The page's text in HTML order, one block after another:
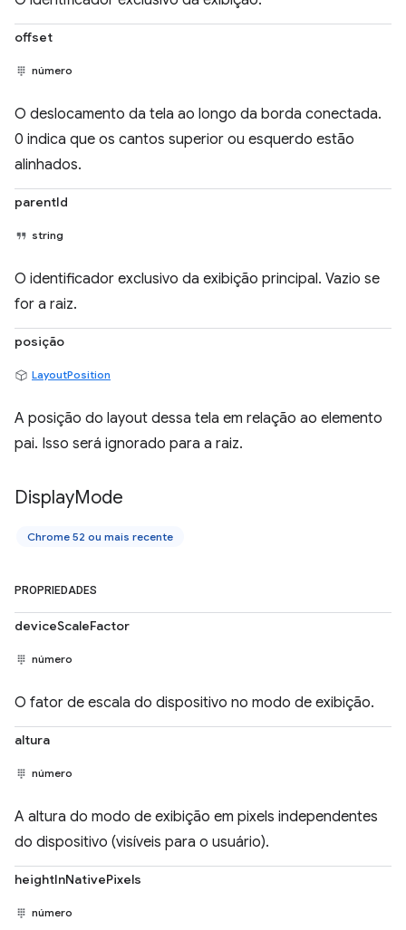
offset
número
O deslocamento da tela ao longo da borda conectada.
0 indica que os cantos superior ou esquerdo estão
alinhados.
parentId
string
O identificador exclusivo da exibição principal. Vazio se
for a raiz.
posição
LayoutPosition
A posição do layout dessa tela em relação ao elemento
pai. Isso será ignorado para a raiz.
DisplayMode
Chrome 52 ou mais recente
PROPRIEDADES
deviceScaleFactor
número
O fator de escala do dispositivo no modo de exibição.
altura
número
A altura do modo de exibição em pixels independentes
do dispositivo (visíveis para o usuário).
heightInNativePixels
número